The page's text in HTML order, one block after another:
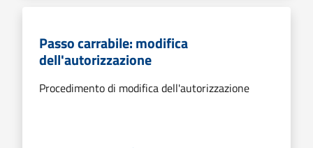
Passo carrabile: modifica
dell'autorizzazione
Procedimento di modifica dell'autorizzazione